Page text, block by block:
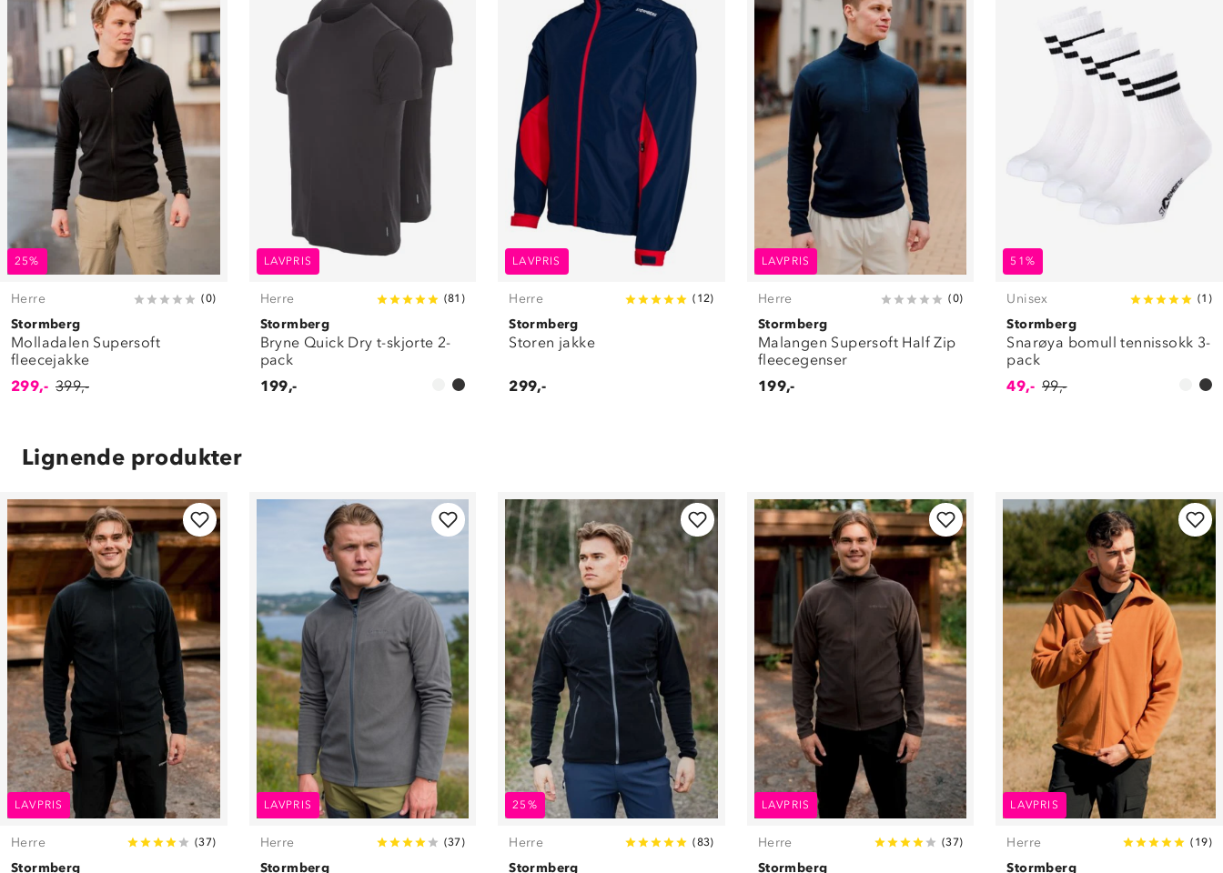
25%
Herre (0)
Stormberg
Molladalen Supersoft
fleecejakke
299,- 399,-
LAVPRIS
Herre (81 )
Stormberg
Bryne Quick Dry t-skjorte 2-
pack
199,-
LAVPRIS
Herre ( 12)
Stormberg
Storen jakke
299,-
LAVPRIS
Herre (0)
Stormberg
Malangen Supersoft Half Zip
fleecegenser
199,-
51%
Unisex (1 )
Stormberg
Snarøya bomull tennissokk 3-
pack
49,- 99,-
Lignende produkter
LAVPRIS
Herre (37)
Stormberg
LAVPRIS
Herre (37)
Stormberg
25%
Herre (83)
Stormberg
LAVPRIS
Herre (37)
Stormberg
LAVPRIS
Herre ( 19)
Stormberg